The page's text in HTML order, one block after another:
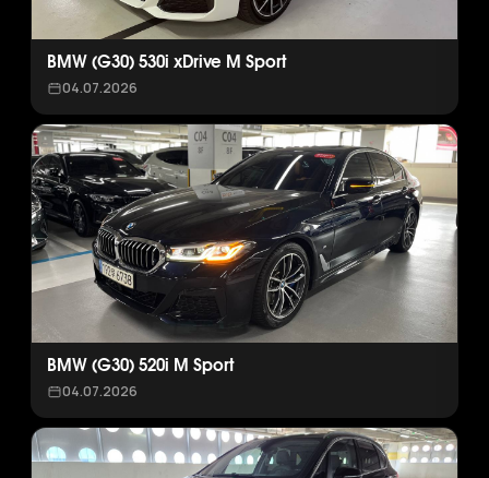
BMW (G30) 530i xDrive M Sport
04.07.2026
BMW (G30) 520i M Sport
04.07.2026